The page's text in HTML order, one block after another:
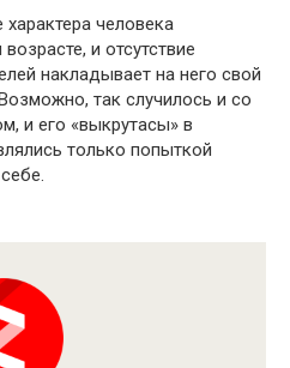
человека
и отсутствие
накладывает на него свой
так случилось и со
и его «выкрутасы» в
только попыткой